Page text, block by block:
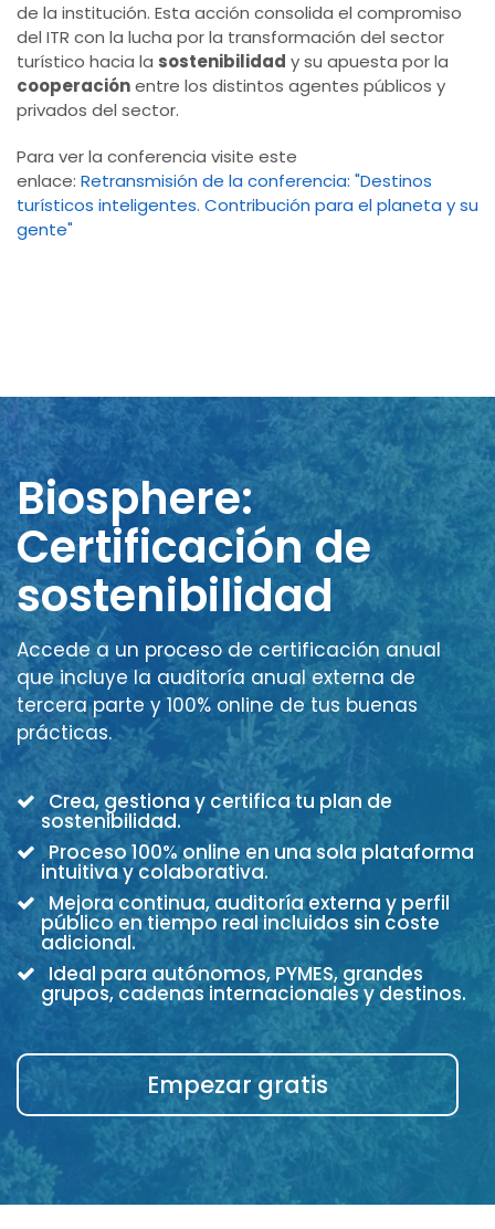
de la institución. Esta acción consolida el compromiso
del ITR con la lucha por la transformación del sector
turístico hacia la sostenibilidad y su apuesta por la
cooperaciónentre los distintos agentes públicos y
privados del sector.
Para ver la conferencia visite este
enlace: Retransmisión de la conferencia: "Destinos
turísticos inteligentes. Contribución para el planeta y su
gente"
Biosphere:
Certificación de
sostenibilidad
Accede a un proceso de certificación anual
que incluye la auditoría anual externa de
tercera parte y 100% online de tus buenas
prácticas.
Crea, gestiona y certifica tu plan de
sostenibilidad.
Proceso 100% online en una sola plataforma
intuitiva y colaborativa.
Mejora continua, auditoría externa y perfil
público en tiempo real incluidos sin coste
adicional.
Ideal para autónomos, PYMES, grandes
grupos, cadenas internacionales y destinos.
Empezar gratis